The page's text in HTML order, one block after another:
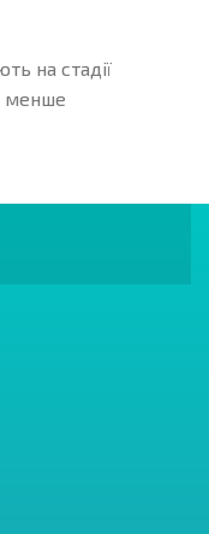
на стадії
менше